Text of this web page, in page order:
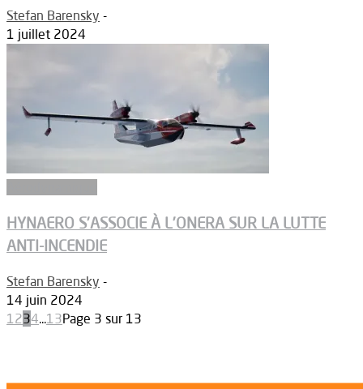
Stefan Barensky -
1 juillet 2024
HYNAERO S’ASSOCIE À L’ONERA SUR LA LUTTE
ANTI-INCENDIE
Stefan Barensky -
14 juin 2024
1234...13Page 3 sur 13